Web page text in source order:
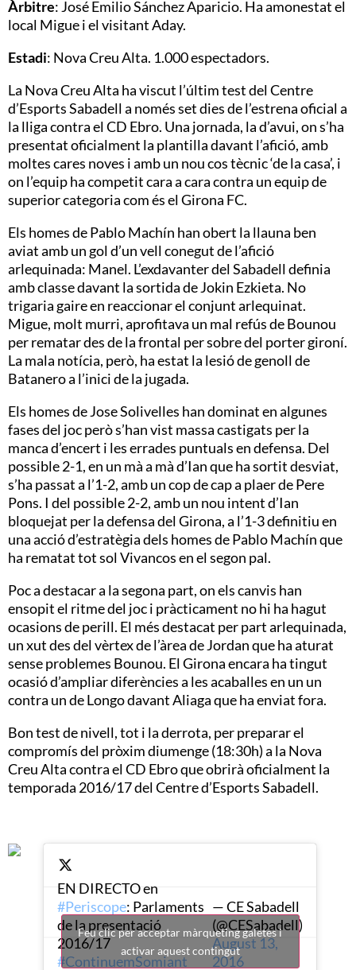
Àrbitre: José Emilio Sánchez Aparicio. Ha amonestat el
local Migue i el visitant Aday.
Estadi: Nova Creu Alta. 1.000 espectadors.
La Nova Creu Alta ha viscut l’últim test del Centre
d’Esports Sabadell a només set dies de l’estrena oficial a
la lliga contra el CD Ebro. Una jornada, la d’avui, on s’ha
presentat oficialment la plantilla davant l’afició, amb
moltes cares noves i amb un nou cos tècnic ‘de la casa’, i
on l’equip ha competit cara a cara contra un equip de
superior categoria com és el Girona FC.
Els homes de Pablo Machín han obert la llauna ben
aviat amb un gol d’un vell conegut de l’afició
arlequinada: Manel. L’exdavanter del Sabadell definia
amb classe davant la sortida de Jokin Ezkieta. No
trigaria gaire en reaccionar el conjunt arlequinat.
Migue, molt murri, aprofitava un mal refús de Bounou
per rematar des de la frontal per sobre del porter gironí.
La mala notícia, però, ha estat la lesió de genoll de
Batanero a l’inici de la jugada.
Els homes de Jose Solivelles han dominat en algunes
fases del joc però s’han vist massa castigats per la
manca d’encert i les errades puntuals en defensa. Del
possible 2-1, en un mà a mà d’Ian que ha sortit desviat,
s’ha passat a l’1-2, amb un cop de cap a plaer de Pere
Pons. I del possible 2-2, amb un nou intent d’Ian
bloquejat per la defensa del Girona, a l’1-3 definitiu en
una acció d’estratègia dels homes de Pablo Machín que
ha rematat tot sol Vivancos en el segon pal.
Poc a destacar a la segona part, on els canvis han
ensopit el ritme del joc i pràcticament no hi ha hagut
ocasions de perill. El més destacat per part arlequinada,
un xut des del vèrtex de l’àrea de Jordan que ha aturat
sense problemes Bounou. El Girona encara ha tingut
ocasió d’ampliar diferències a les acaballes en un un
contra un de Longo davant Aliaga que ha enviat fora.
Bon test de nivell, tot i la derrota, per preparar el
compromís del pròxim diumenge (18:30h) a la Nova
Creu Alta contra el CD Ebro que obrirà oficialment la
temporada 2016/17 del Centre d’Esports Sabadell.
EN DIRECTO en
#Periscope: Parlaments
de la presentació
2016/17
#ContinuemSomiant
— CE Sabadell
(@CESabadell)
August 13,
2016
Feu clic per acceptar màrqueting galetes i
activar aquest contingut